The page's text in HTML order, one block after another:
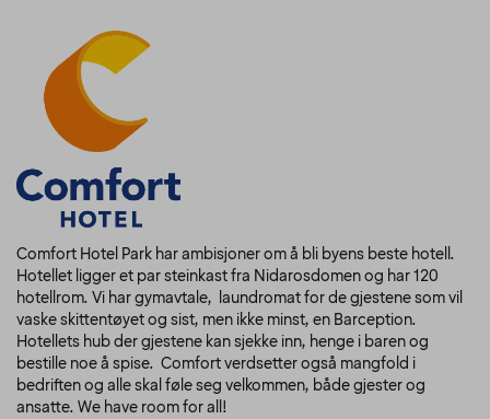
Comfort Hotel Park har ambisjoner om å bli byens beste hotell.
Hotellet ligger et par steinkast fra Nidarosdomen og har 120
hotellrom. Vi har gymavtale, laundromat for de gjestene som vil
vaske skittentøyet og sist, men ikke minst, en Barception.
Hotellets hub der gjestene kan sjekke inn, henge i baren og
bestille noe å spise. Comfort verdsetter også mangfold i
bedriften og alle skal føle seg velkommen, både gjester og
ansatte. We have room for all!